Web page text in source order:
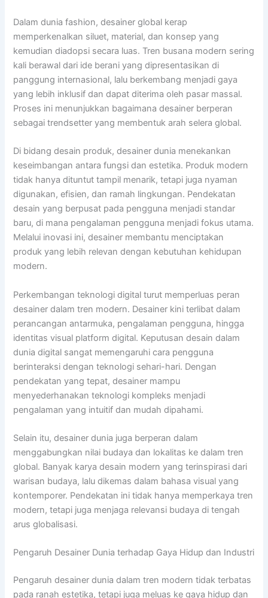
Dalam dunia fashion, desainer global kerap
memperkenalkan siluet, material, dan konsep yang
kemudian diadopsi secara luas. Tren busana modern sering
kali berawal dari ide berani yang dipresentasikan di
panggung internasional, lalu berkembang menjadi gaya
yang lebih inklusif dan dapat diterima oleh pasar massal.
Proses ini menunjukkan bagaimana desainer berperan
sebagai trendsetter yang membentuk arah selera global.
Di bidang desain produk, desainer dunia menekankan
keseimbangan antara fungsi dan estetika. Produk modern
tidak hanya dituntut tampil menarik, tetapi juga nyaman
digunakan, efisien, dan ramah lingkungan. Pendekatan
desain yang berpusat pada pengguna menjadi standar
baru, di mana pengalaman pengguna menjadi fokus utama.
Melalui inovasi ini, desainer membantu menciptakan
produk yang lebih relevan dengan kebutuhan kehidupan
modern.
Perkembangan teknologi digital turut memperluas peran
desainer dalam tren modern. Desainer kini terlibat dalam
perancangan antarmuka, pengalaman pengguna, hingga
identitas visual platform digital. Keputusan desain dalam
dunia digital sangat memengaruhi cara pengguna
berinteraksi dengan teknologi sehari-hari. Dengan
pendekatan yang tepat, desainer mampu
menyederhanakan teknologi kompleks menjadi
pengalaman yang intuitif dan mudah dipahami.
Selain itu, desainer dunia juga berperan dalam
menggabungkan nilai budaya dan lokalitas ke dalam tren
global. Banyak karya desain modern yang terinspirasi dari
warisan budaya, lalu dikemas dalam bahasa visual yang
kontemporer. Pendekatan ini tidak hanya memperkaya tren
modern, tetapi juga menjaga relevansi budaya di tengah
arus globalisasi.
Pengaruh Desainer Dunia terhadap Gaya Hidup dan Industri
Pengaruh desainer dunia dalam tren modern tidak terbatas
pada ranah estetika, tetapi juga meluas ke gaya hidup dan